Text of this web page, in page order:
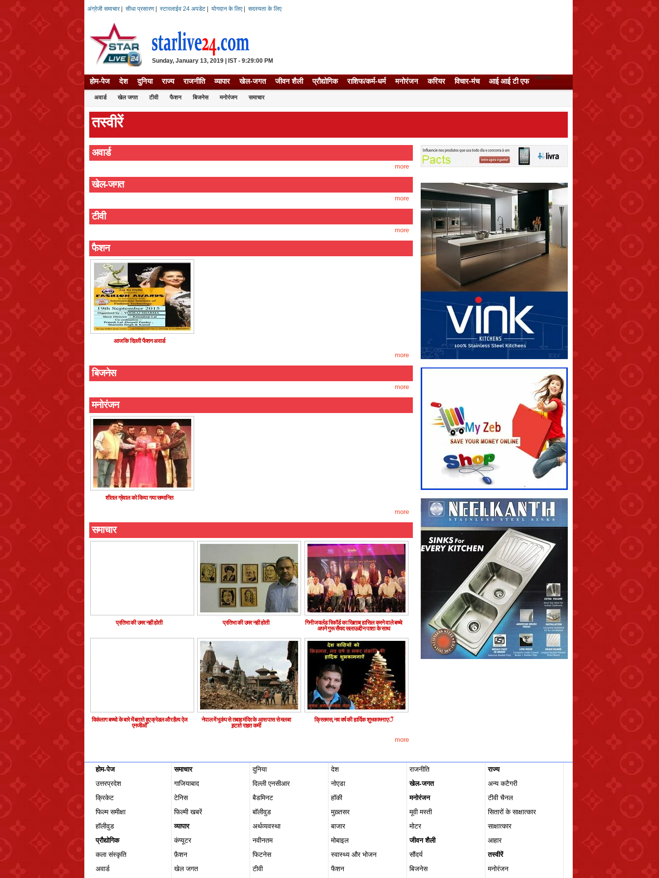
अंग्रेजी समाचार| सीधा प्रसारण| स्टारलाईव 24 अपडेट योगदान के लिए| सदस्यता के लिए
Sunday, January 13, 2019 | IST - 9:29:00 PM
होम-पेज देश दुनिया राज्य राजनीति व्यापार खेल-जगत जीवन शैली प्रौद्योगिक राशिफ/कर्म-धर्म मनोरंजन करियर विचार-मंच आई आई टी एफ हसी/मज़ा
अवार्ड खेल जगत टीवी फैशन बिजनेस मनोरंजन समाचार
तस्वीरें
अवार्ड
more
खेल-जगत
more
टीवी
more
फैशन
आज कि दिल्ली फैशन अवार्ड
more
बिजनेस
more
मनोरंजन
शीतल ग्रेवाल को किया गया सम्मानित
more
समाचार
प्रतिभा की उमर नही होती प्रतिभा की उमर नही होती
गिनीज वर्लड रिकॉर्ड का खिताब हासिल करने वाले बच्चे
अपने गुरू सैयद सलाऊद्दीन पाशा के साथ
विकंलाग बच्चो के बारे में बताते हुए क्रेडल और हैल्प ऐज
एनजीओ
नेपाल में भूकंप से तबाह मंदिर के आस पास से मलबा
ह़टाते राहत कर्मी
क्रिसमस, नव वर्ष की हार्दिक शुभकामनाएें
more
होम-पेज समाचार दुनिया देश राजनीति
राज्य
उत्तरप्रदेश
गाजियाबाद दिल्ली एनसीआर नोएडा खेल-जगत
अन्य कटैगरी
क्रिकेट
टेनिस बैडमिनट हॉकी मनोरंजन
टीवी चैनल
फिल्म समीक्षा
फिल्‍मी खबरें बॉलीवुड मुख़्तसर मूवी मस्ती
सितारों के साक्षात्कार
हॉलीवुड
व्यापार अर्थव्यवस्था बाजार मोटर
साक्षात्कार
प्रौद्योगिक
कंप्यूटर नवीनतम मोबाइल जीवन शैली
आहार
कला संस्कृति
फ़ैशन फिटनेस स्वास्थ्य और भोजन सौंदर्य
तस्वीरें
अवार्ड
खेल जगत टीवी फैशन बिजनेस मनोरंजन